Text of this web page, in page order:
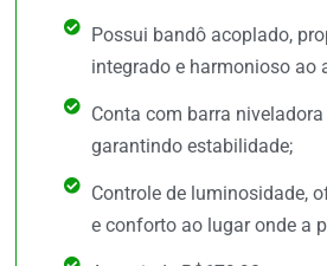
Possui bandô acoplado,
integrado e harmonioso ao
Conta com barra
garantindo estabilidade;
Controle de luminosidade,
e conforto ao lugar onde a